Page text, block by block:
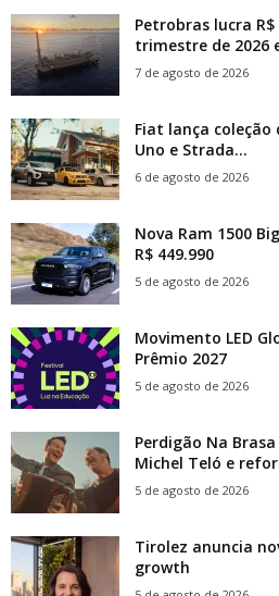
Petrobras lucra
trimestre de 2026
7 de agosto de 2026
Fiat lança
Uno e Strada...
6 de agosto de 2026
Nova Ram 1500
R$ 449.990
5 de agosto de 2026
Movimento LED
Prêmio 2027
5 de agosto de 2026
Perdigão Na
Michel Teló e
5 de agosto de 2026
Tirolez anuncia
growth